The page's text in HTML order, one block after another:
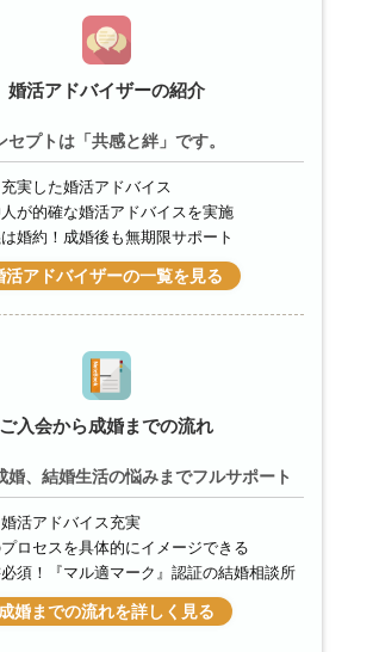
婚活アドバイザーの紹介
セプトは「共感と絆」です。
実した婚活アドバイス
が的確な婚活アドバイスを実施
婚約！成婚後も無期限サポート
活アドバイザーの一覧を見る
ご入会から成婚までの流れ
婚、結婚生活の悩みまでフルサポート
活アドバイス充実
ロセスを具体的にイメージできる
須！『マル適マーク』認証の結婚相談所
成婚までの流れを詳しく見る